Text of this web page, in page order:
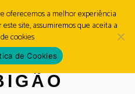
MENU
oferecemos a melhor experiência
site, assumiremos que aceita a
cookies
de Cookies